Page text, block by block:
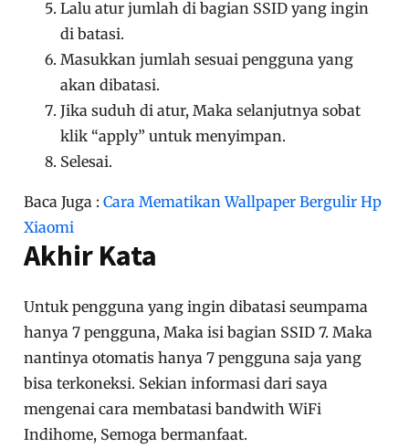
Lalu atur jumlah di bagian SSID yang ingin
di batasi.
Masukkan jumlah sesuai pengguna yang
akan dibatasi.
Jika suduh di atur, Maka selanjutnya sobat
klik “apply” untuk menyimpan.
Selesai.
Baca Juga :Cara Mematikan Wallpaper Bergulir Hp
Xiaomi
Akhir Kata
Untuk pengguna yang ingin dibatasi seumpama
hanya 7 pengguna, Maka isi bagian SSID 7. Maka
nantinya otomatis hanya 7 pengguna saja yang
bisa terkoneksi. Sekian informasi dari saya
mengenai cara membatasi bandwith WiFi
Indihome, Semoga bermanfaat.